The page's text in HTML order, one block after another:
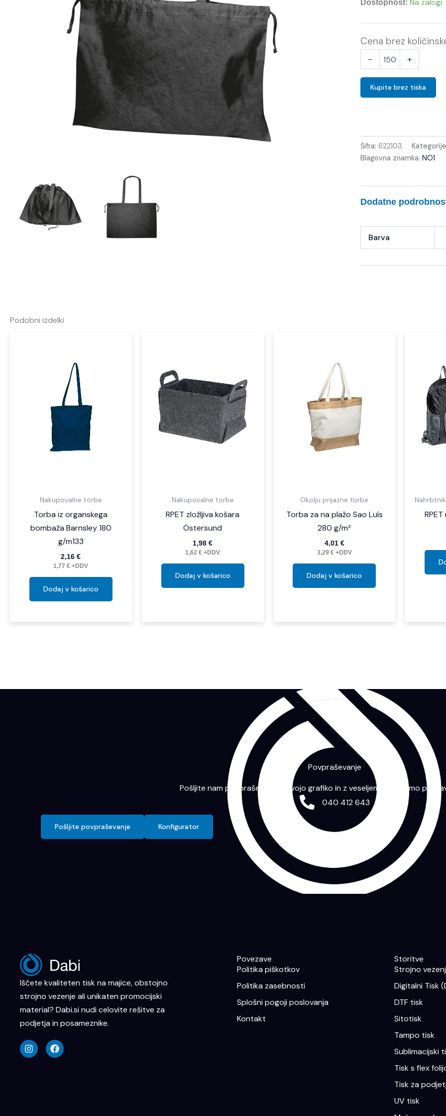
Dostopnost: Na zalogi
Cena brez
- +
Kupite brez tiska
Šifra: 622103
Blagovna znamka:NO1
Dodatne
Barva
Podobni izdelki
Nakupovalne torbe
Torba iz organskega
bombaža Barnsley 180
g/m133
2,16€
1,77€ +DDV
Dodaj v košarico
Nakupovalne torbe
RPET zložljiva košara
Östersund
1,98€
1,62€ +DDV
Dodaj v košarico
Okolju prijazne torbe
Torba za na plažo Sao Luís
280 g/m²
4,01 €
3,29 €+DDV
Dodaj v košarico
Povpraševanje
Pošljite nam povpraševanje s svojo grafiko in z veseljem vam bomo
040 412 643
Pošljite povpraševanje Konfigurator
Iščete kvaliteten tisk na majice, obstojno
strojno vezenje ali unikaten promocijski
material? Dabi.si nudi celovite rešitve za
podjetja in posameznike.
n
s
t
a
c
e
Povezave
Politika piškotkov
Politika zasebnosti
Splošni pogoji poslovanja
Kontakt
Storitve
Strojno
Digitalni Tisk
DTF tisk
Sitotisk
Tampo tisk
Sublimacijski
Tisk s flex
Tisk za
UV tisk